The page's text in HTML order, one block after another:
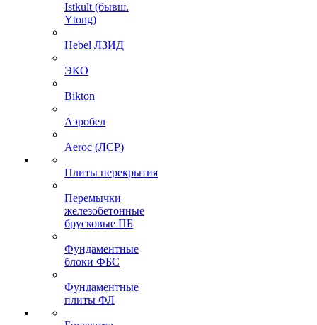
Istkult (бывш.
Ytong)
Hebel ЛЗИД
ЭКО
Bikton
Аэробел
Aeroc (ЛСР)
Плиты перекрытия
Перемычки
железобетонные
брусковые ПБ
Фундаментные
блоки ФБС
Фундаментные
плиты ФЛ